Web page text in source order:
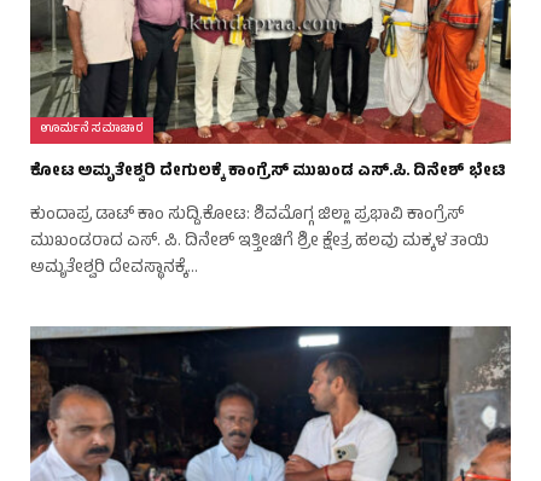
ಊರ್ಮನೆ ಸಮಾಚಾರ
ಕೋಟ ಅಮೃತೇಶ್ವರಿ ದೇಗುಲಕ್ಕೆ ಕಾಂಗ್ರೆಸ್ ಮುಖಂಡ ಎಸ್.ಪಿ. ದಿನೇಶ್ ಭೇಟಿ
ಕುಂದಾಪ್ರ ಡಾಟ್‌ ಕಾಂ ಸುದ್ದಿ.ಕೋಟ: ಶಿವಮೊಗ್ಗ ಜಿಲ್ಲಾ ಪ್ರಭಾವಿ ಕಾಂಗ್ರೆಸ್
ಮುಖಂಡರಾದ ಎಸ್. ಪಿ. ದಿನೇಶ್ ಇತ್ತೀಚಿಗೆ ಶ್ರೀ ಕ್ಷೇತ್ರ ಹಲವು ಮಕ್ಕಳ ತಾಯಿ
ಅಮೃತೇಶ್ವರಿ ದೇವಸ್ಥಾನಕ್ಕೆ…